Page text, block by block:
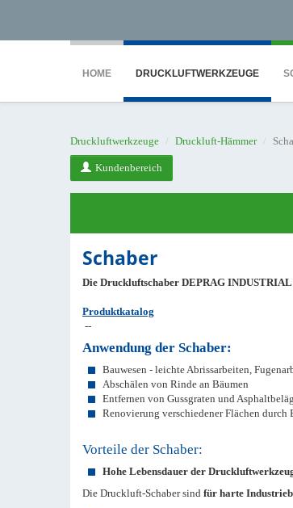
HOME DRUCKLUFTWERKZEUGE
Druckluftwerkzeuge Druckluft-Hämmer
Kundenbereich
Schaber
Die Druckluftschaber DEPRAG
Produktkatalog
--
Anwendung der Schaber:
Bauwesen - leichte Abrissarbeiten,
Abschälen von Rinde an Bäumen
Entfernen von Gussgraten und
Renovierung verschiedener Flächen durch
Vorteile der Schaber:
Hohe Lebensdauer der
Die Druckluft-Schaber sind für harte